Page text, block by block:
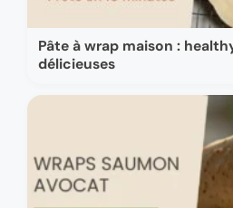
Pâte à wrap maison :
délicieuses